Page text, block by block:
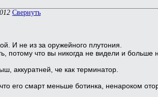
Свернуть
И не из за оружейного плутония.
потому что вы никогда не видели и больше
аккуратней, че как терминатор.
его смарт меньше ботинка, ненароком